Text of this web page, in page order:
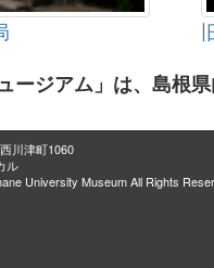
ージアム」は、島根
川津町1060
ル
University Museum All Rights